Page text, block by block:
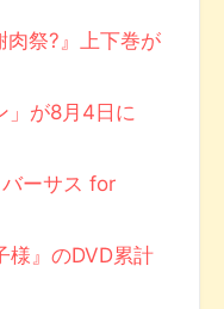
肉祭?』上下巻が
」が8月4日に
ーサス for
様』のDVD累計